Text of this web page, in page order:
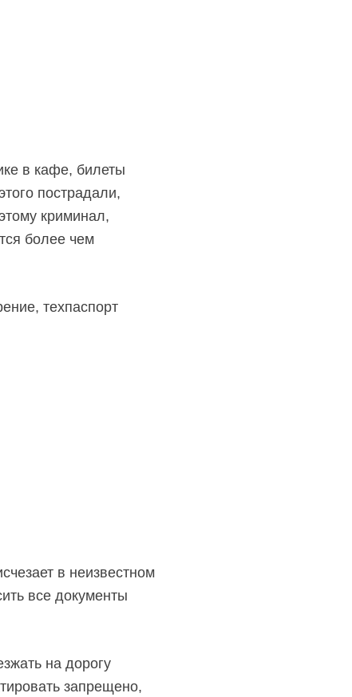
в кафе, билеты
пострадали,
криминал,
более чем
техпаспорт
в неизвестном
все документы
на дорогу
запрещено,